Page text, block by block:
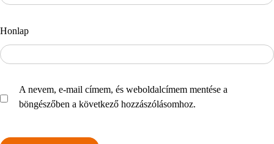
Honlap
A nevem, e-mail címem, és weboldalcímem mentése a
böngészőben a következő hozzászólásomhoz.